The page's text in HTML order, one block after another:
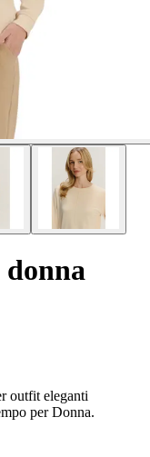
donna
outfit eleganti
per Donna.